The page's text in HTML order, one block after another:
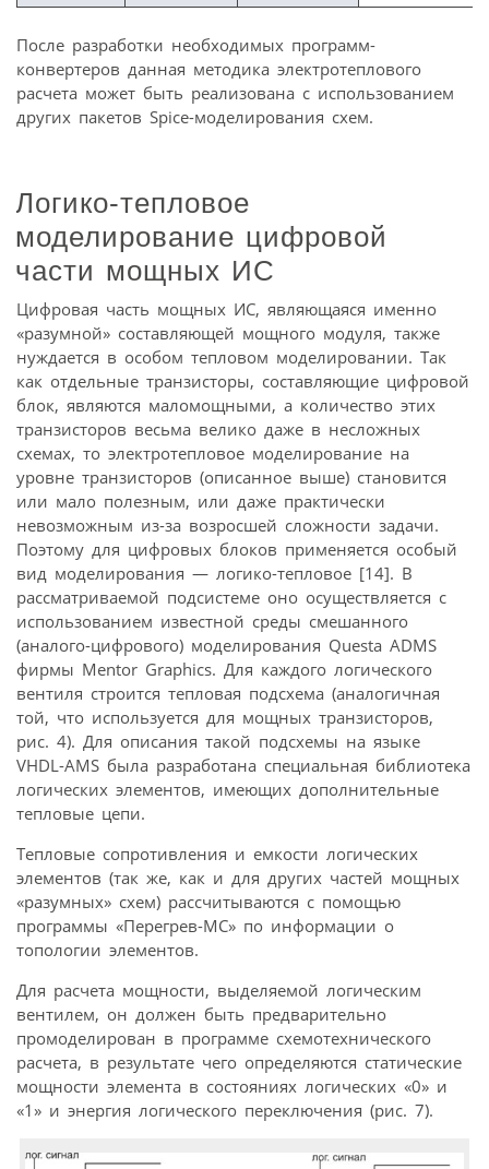
После разработки необходимых программ-
конвертеров данная методика электро­теплового
расчета может быть реализована с использованием
других пакетов Spice-моделирования схем.
Логико-тепловое
моделирование цифровой
части мощных ИС
Цифровая часть мощных ИС, являющаяся именно
«разумной» составляющей мощного модуля, также
нуждается в особом тепловом моделировании. Так
как отдельные транзисторы, составляющие цифровой
блок, являются маломощными, а количество этих
транзисторов весьма велико даже в несложных
схемах, то электротепловое моделирование на
уровне транзисторов (описанное выше) становится
или мало полезным, или даже практически
невозможным из-за возросшей сложности задачи.
Поэтому для цифровых блоков применяется особый
вид моделирования — логико-тепловое [14]. В
рассматриваемой подсистеме оно осуществляется с
использованием известной среды смешанного
(аналого-цифрового) моделирования Questa ADMS
фирмы Mentor Graphics. Для каждого логического
вентиля строится тепловая подсхема (аналогичная
той, что используется для мощных транзисторов,
рис. 4). Для описания такой подсхемы на языке
VHDL-AMS была разработана специальная библиотека
логических элементов, имеющих дополнительные
тепловые цепи.
Тепловые сопротивления и емкости логических
элементов (так же, как и для других частей мощных
«разумных» схем) рассчитываются с помощью
программы «Перегрев-МС» по информации о
топологии элементов.
Для расчета мощности, выделяемой логическим
вентилем, он должен быть предварительно
промоделирован в программе схемотехнического
расчета, в результате чего определяются статические
мощности элемента в состояниях логических «0» и
«1» и энергия логического переключения (рис. 7).